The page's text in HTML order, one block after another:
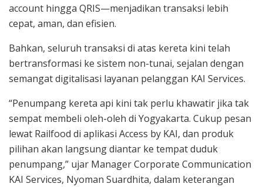
account hingga QRIS—menjadikan transaksi lebih
cepat, aman, dan efisien.
Bahkan, seluruh transaksi di atas kereta kini telah
bertransformasi ke sistem non-tunai, sejalan dengan
semangat digitalisasi layanan pelanggan KAI Services.
“Penumpang kereta api kini tak perlu khawatir jika tak
sempat membeli oleh-oleh di Yogyakarta. Cukup pesan
lewat Railfood di aplikasi Access by KAI, dan produk
pilihan akan langsung diantar ke tempat duduk
penumpang,” ujar Manager Corporate Communication
KAI Services, Nyoman Suardhita, dalam keterangan